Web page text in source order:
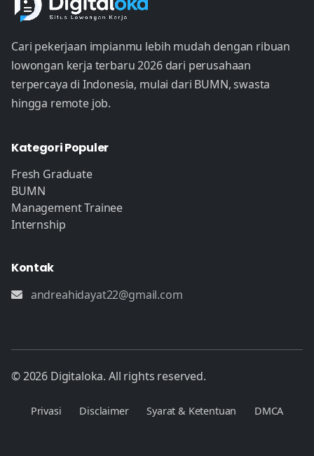
Cari pekerjaan impianmu lebih mudah dengan ribuan
lowongan kerja terbaru 2026 dari perusahaan
terpercaya di Indonesia, mulai dari BUMN, swasta
hingga remote job.
Kategori Populer
Fresh Graduate
BUMN
Management Trainee
Internship
Kontak
andreahidayat22@gmail.com
© 2026 Digitaloka. All rights reserved.
Privasi Disclaimer Syarat & Ketentuan DMCA